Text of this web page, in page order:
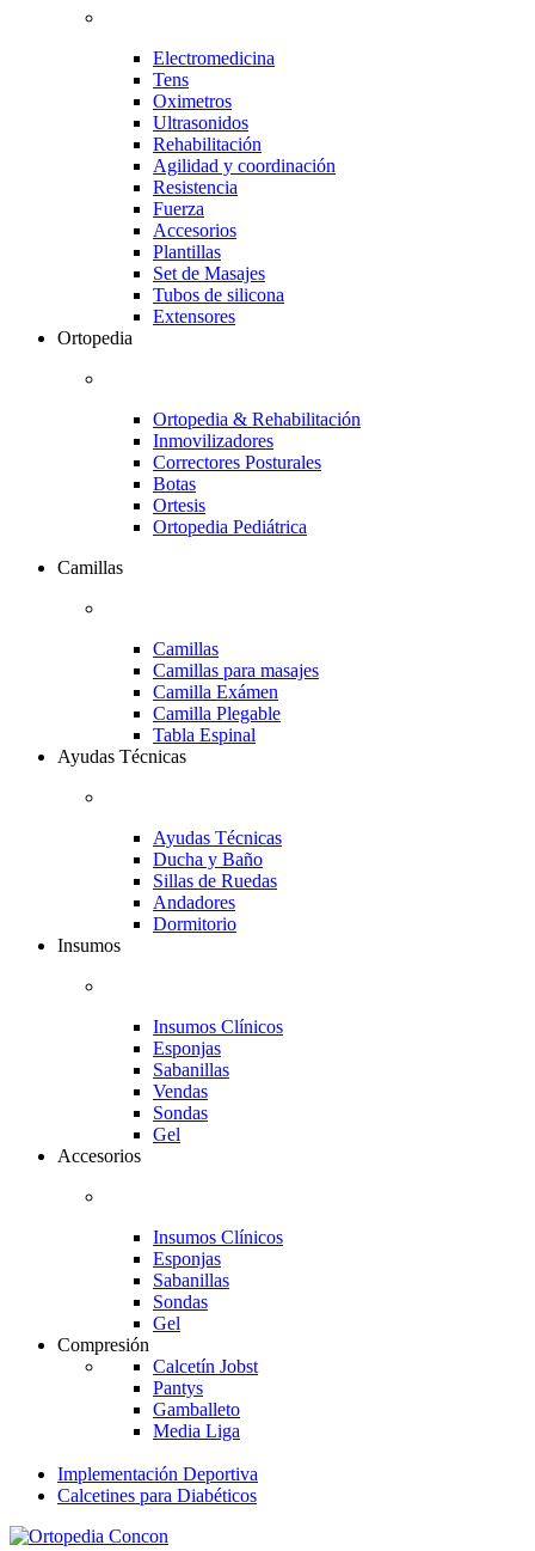
Electromedicina
Tens
Oximetros
Ultrasonidos
Rehabilitación
Agilidad y coordinación
Resistencia
Fuerza
Accesorios
Plantillas
Set de Masajes
Tubos de silicona
Extensores
Ortopedia
Ortopedia & Rehabilitación
Inmovilizadores
Correctores Posturales
Botas
Ortesis
Ortopedia Pediátrica
Camillas
Camillas
Camillas para masajes
Camilla Exámen
Camilla Plegable
Tabla Espinal
Ayudas Técnicas
Ayudas Técnicas
Ducha y Baño
Sillas de Ruedas
Andadores
Dormitorio
Insumos
Insumos Clínicos
Esponjas
Sabanillas
Vendas
Sondas
Gel
Accesorios
Insumos Clínicos
Esponjas
Sabanillas
Sondas
Gel
Compresión
Calcetín Jobst
Pantys
Gamballeto
Media Liga
Implementación Deportiva
Calcetines para Diabéticos